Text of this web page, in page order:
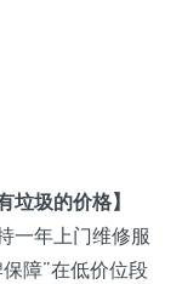
垃圾的价格】
一年上门维修服
障”在低价位段